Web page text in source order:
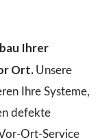
Ihrer
Ort. Unsere
Ihre Systeme,
defekte
Ort-Service